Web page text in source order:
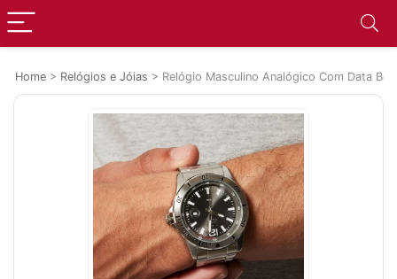
Home > Relógios e Jóias > Relógio Masculino Analógico Com Data